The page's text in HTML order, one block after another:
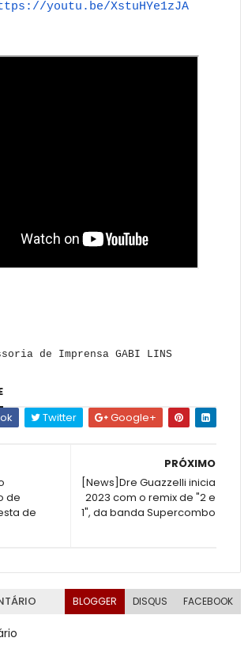
youtu.be/XstuHYe1zJA
de Imprensa GABI LINS
Twitter Google+
PRÓXIMO
[News]Dre Guazzelli inicia
2023 com o remix de "2 e
1", da banda Supercombo
de
de
BLOGGER DISQUS FACEBOOK